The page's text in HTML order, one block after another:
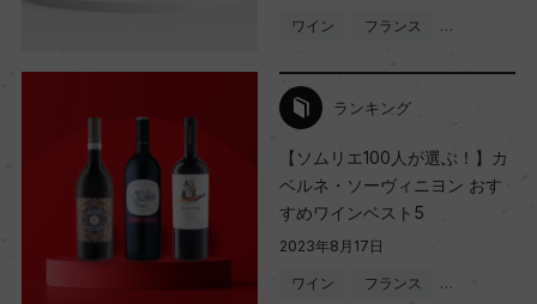
ワイン フランス …
ランキング
【ソムリエ100人が選ぶ！】カ
ベルネ・ソーヴィニヨン おす
すめワインベスト5
2023年8月17日
ワイン フランス …